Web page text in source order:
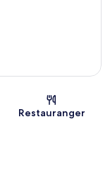
Restauranger